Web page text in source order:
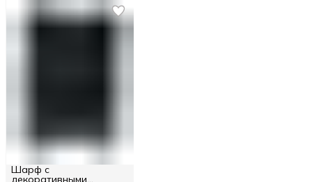
Шарф с
декоративными